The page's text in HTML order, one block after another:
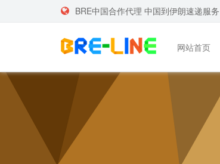
BRE中国合作代理 中国到伊朗速递服
网站首页